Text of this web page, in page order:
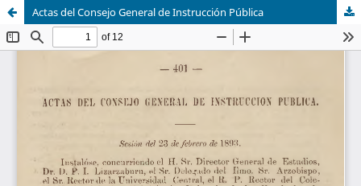
Actas del Consejo General de Instrucción Pública